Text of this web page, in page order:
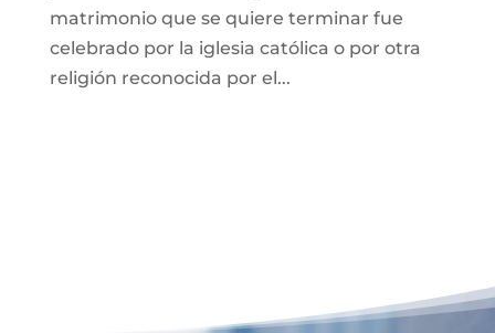
matrimonio que se quiere terminar fue
celebrado por la iglesia católica o por otra
religión reconocida por el...